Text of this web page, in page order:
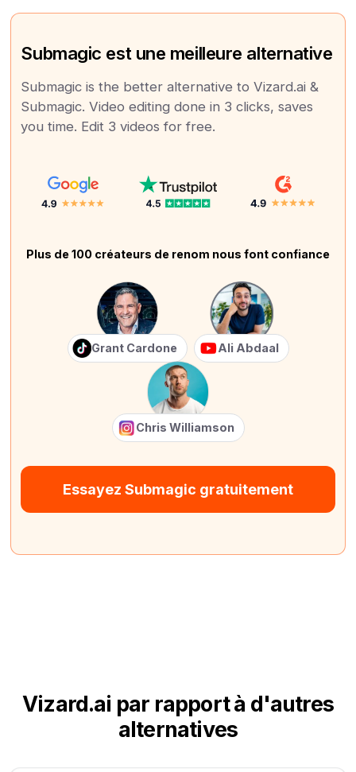
Submagic est une meilleure alternative
Submagic is the better alternative to Vizard.ai &
Submagic. Video editing done in 3 clicks, saves
you time. Edit 3 videos for free.
Plus de 100 créateurs de renom nous font confiance
Grant Cardone Ali Abdaal
Chris Williamson
Essayez Submagic gratuitement
Vizard.ai par rapport à d'autres
alternatives